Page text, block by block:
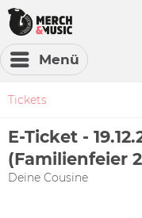
Menü
Tickets
E-Ticket -
(Familienfeier
Deine Cousine